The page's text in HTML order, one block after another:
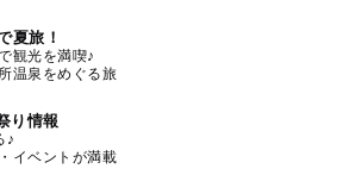
夏旅！
観光を満喫♪
温泉をめぐる旅
り情報
♪
イベントが満載